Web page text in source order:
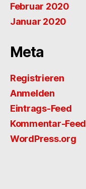
Februar 2020
Januar 2020
Meta
Registrieren
Anmelden
Eintrags-Feed
Kommentar-Feed
WordPress.org